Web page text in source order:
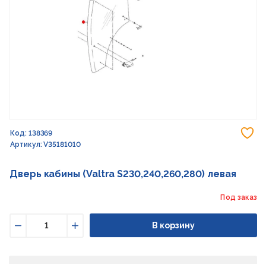
Код: 138369
Артикул: V35181010
Дверь кабины (Valtra S230,240,260,280) левая
Под заказ
Увеличить
В корзину